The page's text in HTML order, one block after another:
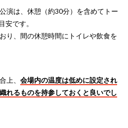
演は、休憩（約30分）を含めてトー
安です。
り、間の休憩時間にトイレや飲食を
上、 会場内の温度は低めに設定され
れるものを持参しておくと良いでし